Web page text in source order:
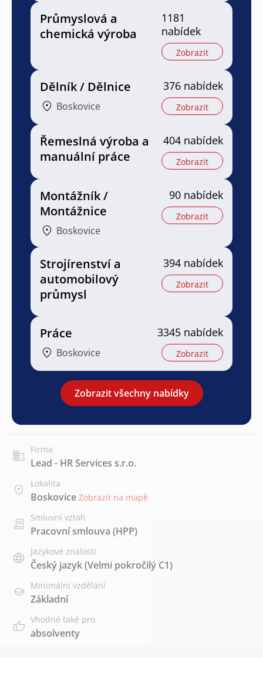
Průmyslová a
chemická výroba
1181
nabídek
Zobrazit
Dělník / Dělnice
Boskovice
376 nabídek
Zobrazit
Řemeslná výroba a
manuální práce
404 nabídek
Zobrazit
Montážník /
Montážnice
Boskovice
90 nabídek
Zobrazit
Strojírenství a
automobilový
průmysl
394 nabídek
Zobrazit
Práce
Boskovice
3345 nabídek
Zobrazit
Zobrazit všechny nabídky
Firma
Lead - HR Services s.r.o.
Lokalita
Boskovice Zobrazit na mapě
Smluvní vztah
Pracovní smlouva (HPP)
Jazykové znalosti
Český jazyk(Velmi pokročilý C1)
Minimální vzdělání
Základní
Vhodné také pro
absolventy